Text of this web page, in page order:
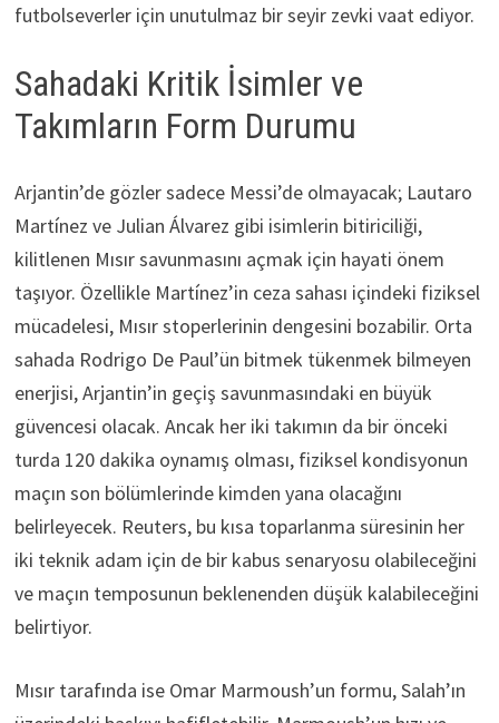
futbolseverler için unutulmaz bir seyir zevki vaat ediyor.
Sahadaki Kritik İsimler ve
Takımların Form Durumu
Arjantin’de gözler sadece Messi’de olmayacak; Lautaro
Martínez ve Julian Álvarez gibi isimlerin bitiriciliği,
kilitlenen Mısır savunmasını açmak için hayati önem
taşıyor. Özellikle Martínez’in ceza sahası içindeki fiziksel
mücadelesi, Mısır stoperlerinin dengesini bozabilir. Orta
sahada Rodrigo De Paul’ün bitmek tükenmek bilmeyen
enerjisi, Arjantin’in geçiş savunmasındaki en büyük
güvencesi olacak. Ancak her iki takımın da bir önceki
turda 120 dakika oynamış olması, fiziksel kondisyonun
maçın son bölümlerinde kimden yana olacağını
belirleyecek. Reuters, bu kısa toparlanma süresinin her
iki teknik adam için de bir kabus senaryosu olabileceğini
ve maçın temposunun beklenenden düşük kalabileceğini
belirtiyor.
Mısır tarafında ise Omar Marmoush’un formu, Salah’ın